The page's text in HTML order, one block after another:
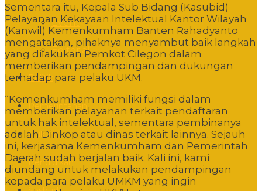
Event
Editorial
Politik
Pemerintahan
Hukum
Pendidikan
Sementara itu, Kepala Sub Bidang (Kasubid)
Pelayanan Kekayaan Intelektual Kantor Wilayah
(Kanwil) Kemenkumham Banten Rahadyanto
mengatakan, pihaknya menyambut baik langkah
yang dilakukan Pemkot Cilegon dalam
memberikan pendampingan dan dukungan
terhadap para pelaku UKM.
“Kemenkumham memiliki fungsi dalam
memberikan pelayanan terkait pendaftaran
untuk hak intelektual, sementara pembinanya
adalah Dinkop atau dinas terkait lainnya. Sejauh
ini, kerjasama Kemenkumham dan Pemerintah
Daerah sudah berjalan baik. Kali ini, kami
diundang untuk melakukan pendampingan
kepada para pelaku UMKM yang ingin